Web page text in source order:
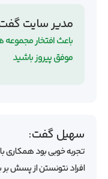
مدیر سایت
باعث افتخار
موفق پیروز باشید
سهیلگفت:
تجربه خوبی بود همکاری
افراد نتونستن از پسش